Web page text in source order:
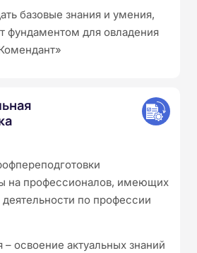
базовые знания и умения,
фундаментом для овладения
на профессионалов, имеющих
по профессии
освоение актуальных знаний